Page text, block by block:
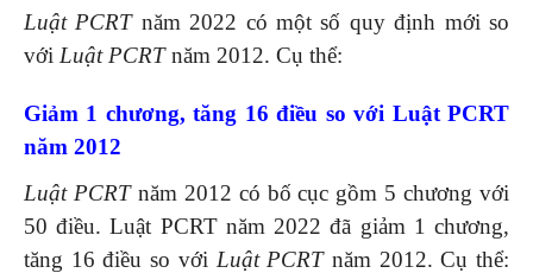
Luật PCRTnăm 2022 có một số quy định mới so
với Luật PCRTnăm 2012. Cụ thể:
Giảm 1 chương, tăng 16 điều so với Luật PCRT
năm 2012
LuậtPCRTnăm 2012 có bố cục gồm 5 chương với
50 điều. Luật PCRT năm 2022 đã giảm 1 chương,
tăng 16 điều so với Luật PCRTnăm 2012. Cụ thể: